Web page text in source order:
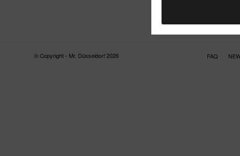
© Copyright - Mr. Düsseldorf 2026 FAQ